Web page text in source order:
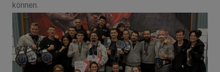
können.